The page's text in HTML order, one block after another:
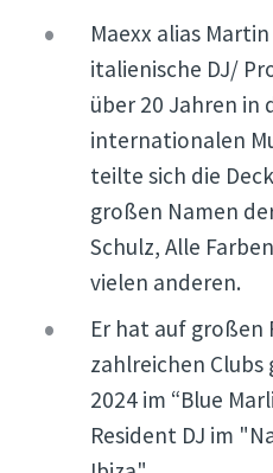
Maexx alias
italienische DJ/
über 20 Jahren in
internationalen
teilte sich die
großen Namen
Schulz, Alle
vielen anderen.
Er hat auf großen
zahlreichen
2024 im “Blue
Resident DJ im